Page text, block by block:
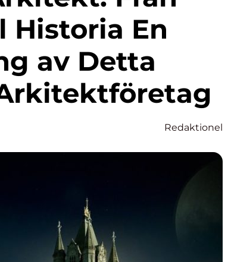
En
av Detta
Redaktionel